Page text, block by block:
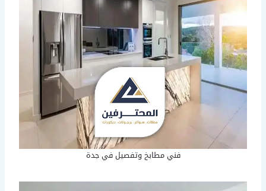
فني مطابخ وتفصيل في جدة